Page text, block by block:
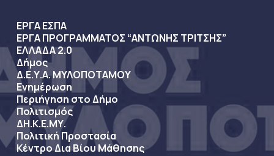
ΕΡΓΑ ΕΣΠΑ
ΕΡΓΑ ΠΡΟΓΡΑΜΜΑΤΟΣ “ΑΝΤΩΝΗΣ ΤΡΙΤΣΗΣ”
ΕΛΛΑΔΑ 2.0
Δήμος
Δ.Ε.Υ.Α. ΜΥΛΟΠΟΤΑΜΟΥ
Ενημέρωση
Περιήγηση στο Δήμο
Πολιτισμός
ΔΗ.Κ.Ε.ΜΥ.
Πολιτική Προστασία
Κέντρο Δια Βίου Μάθησης